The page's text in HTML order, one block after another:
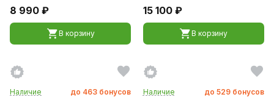
8 990 ₽
В корзину
15 100 ₽
В корзину
Наличие до 463 бонусов
Наличие до 529 бонусов